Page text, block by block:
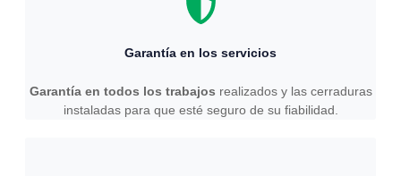
Garantía en los servicios
Garantía en todos los trabajos realizados y las cerraduras
instaladas para que esté seguro de su fiabilidad.